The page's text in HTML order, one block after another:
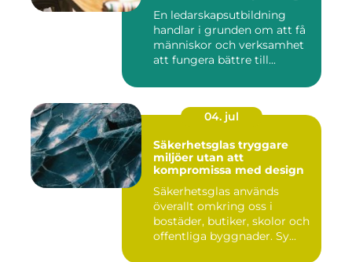
En ledarskapsutbildning
handlar i grunden om att få
människor och verksamhet
att fungera bättre till...
04. jul
Säkerhetsglas tryggare
miljöer utan att
kompromissa med design
Säkerhetsglas används
överallt omkring oss i
bostäder, butiker, skolor och
offentliga byggnader. Sy...